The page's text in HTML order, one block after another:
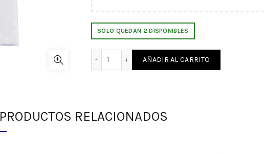
SOLO QUEDAN 2 DISPONIBLES
Bastidor Tela 03 80x90 Seurat (10629) cantidad
AÑADIR AL CARRITO
Peso
PRODUCTOS RELACIONADOS